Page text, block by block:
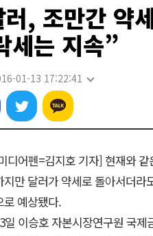
, 조만간 약
세는 지속”
01-13 17:22:41
디어펜=김지호 기자] 현재와
지만 달러가 약세로 돌아서더라
로 예상됐다.
일 이승호 자본시장연구원 국제